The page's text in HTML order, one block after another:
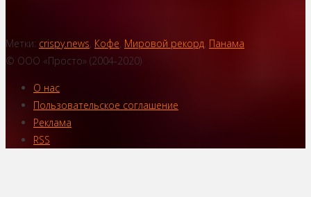
Метки: crispy.news, Кофе, Мировой рекорд, Панама
© ООО «Просто» (2004-2020)
О нас
Пользовательское соглашение
Реклама
RSS